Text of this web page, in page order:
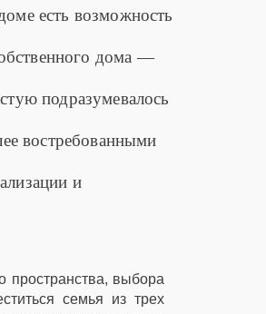
есть возможность
дома —
подразумевалось
востребованными
и
пространства, выбора
семья из трех